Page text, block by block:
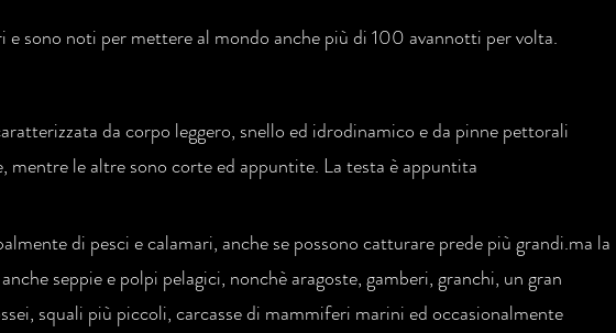
e sono noti per mettere al mondo anche più di 100 avannotti per volta.
da corpo leggero, snello ed idrodinamico e da pinne pettorali
mentre le altre sono corte ed appuntite. La testa è appuntita
di pesci e calamari, anche se possono catturare prede più grandi.ma la
seppie e polpi pelagici, nonchè aragoste, gamberi, granchi, un gran
squali più piccoli, carcasse di mammiferi marini ed occasionalmente